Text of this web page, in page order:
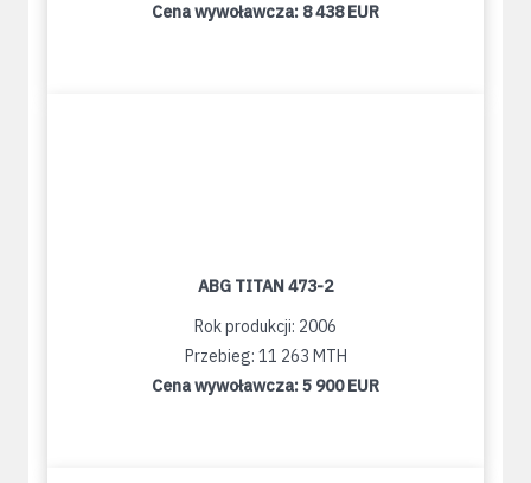
Cena wywoławcza: 8 438 EUR
ABG TITAN 473-2
Rok produkcji: 2006
Przebieg: 11 263 MTH
Cena wywoławcza:5 900 EUR